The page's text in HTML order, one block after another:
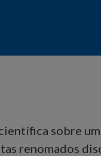
sobre
renomados